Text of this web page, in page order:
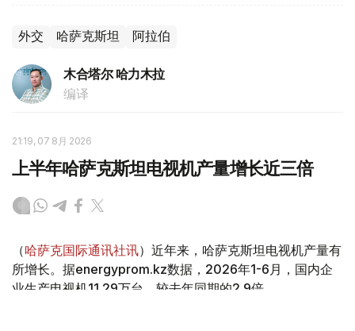
外交 哈萨克斯坦 阿拉伯
木合塔尔 哈力木拉
编译
21:19, 07 8月 2026
上半年哈萨克斯坦电视机产量增长近三倍
（哈萨克国际通讯社讯）近年来，哈萨克斯坦电视机产量有
所增长。据energyprom.kz数据，2026年1-6月，国内企
业生产电视机11.29万台，较去年同期的2.9倍。